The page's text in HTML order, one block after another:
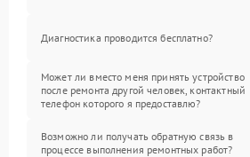
Диагностика проводится бесплатно?
Может ли вместо меня принять устройство
после ремонта другой человек, контактный
телефон которого я предоставлю?
Возможно ли получать обратную связь в
процессе выполнения ремонтных работ?